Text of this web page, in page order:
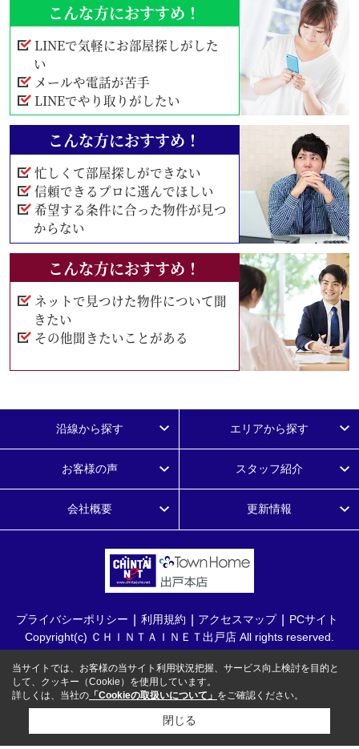
こんな方におすすめ！
LINEで気軽にお部屋探しがした
い
メールや電話が苦手
LINEでやり取りがしたい
こんな方におすすめ！
忙しくて部屋探しができない
信頼できるプロに選んでほしい
希望する条件に合った物件が見つ
からない
こんな方におすすめ！
ネットで見つけた物件について聞
きたい
その他聞きたいことがある
沿線から探す エリアから探す
お客様の声 スタッフ紹介
会社概要 更新情報
プライバシーポリシー 利用規約 アクセスマップ
PCサイト
Copyright(c) ＣＨＩＮＴＡＩＮＥＴ出戸店 All rights reserved.
当サイトでは、お客様の当サイト利用状況把握、サービス向上検討を目的と
して、クッキー（Cookie）を使用しています。
詳しくは、当社の 「Cookieの取扱いについて」 をご確認ください。
閉じる